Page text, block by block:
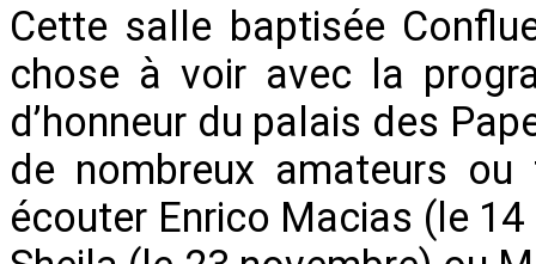
Cette salle baptisée
chose à voir avec la
d’honneur du palais des
de nombreux amateurs
écouter Enrico Macias (le